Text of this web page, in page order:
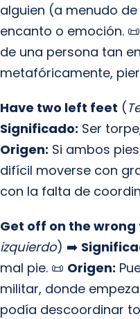
alguien (a menudo
encanto o emoción. 📜
de una persona tan
metafóricamente,
Have two left feet (
Significado: Ser
Origen: Si ambos
difícil moverse con
con la falta de
Get off on the wrong
izquierdo) ➡️
mal pie. 📜 Origen:
militar, donde
podía descoordinar